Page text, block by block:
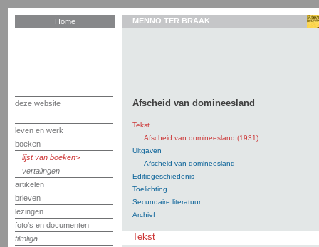
Home
deze website
leven en werk
boeken
lijst van boeken
vertalingen
artikelen
brieven
lezingen
foto's en documenten
filmliga
MENNO TER BRAAK
Afscheid van domineesland
Tekst
Afscheid van domineesland (1931)
Uitgaven
Afscheid van domineesland
Editiegeschiedenis
Toelichting
Secundaire literatuur
Archief
Tekst